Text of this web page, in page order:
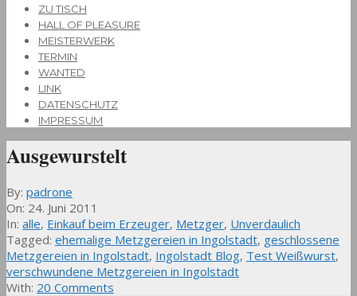
ZU TISCH
HALL OF PLEASURE
MEISTERWERK
TERMIN
WANTED
LINK
DATENSCHUTZ
IMPRESSUM
Ausgewurstelt
By: padrone
On: 24. Juni 2011
In: alle, Einkauf beim Erzeuger, Metzger, Unverdaulich
Tagged: ehemalige Metzgereien in Ingolstadt, geschlossene
Metzgereien in Ingolstadt, Ingolstadt Blog, Test Weißwurst,
verschwundene Metzgereien in Ingolstadt
With: 20 Comments